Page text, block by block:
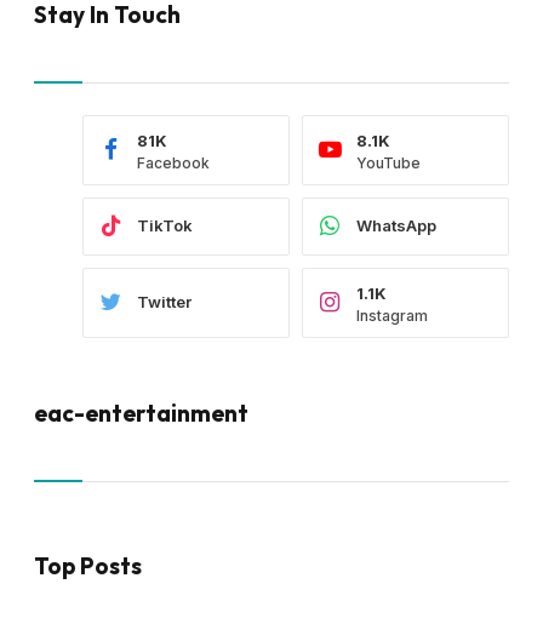
Stay In Touch
Facebook
81K
YouTube
8.1K
TikTok WhatsApp
Twitter
Instagram
1.1K
eac-entertainment
Top Posts